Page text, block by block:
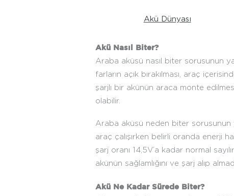
Akü Dünyası
Akü Nasıl Biter?
Araba aküsü nasıl biter sorusunun
farların açık bırakılması, araç
şarjlı bir akünün araca monte
olabilir.
Araba aküsü neden biter sorusunun
araç çalışırken belirli oranda enerji
şarj oranı 14,5V’a kadar normal
akünün sağlamlığını ve şarj alıp
Akü Ne Kadar Sürede Biter?